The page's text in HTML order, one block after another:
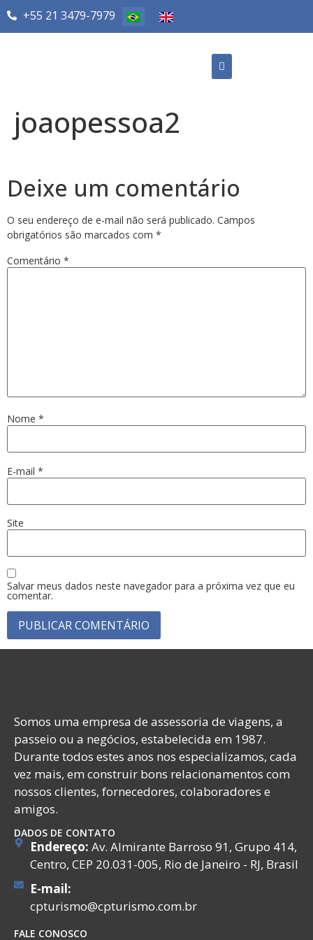
+55 21 3479-7979
joaopessoa2
Deixe um comentário
O seu endereço de e-mail não será publicado. Campos
obrigatórios são marcados com *
Comentário *
Nome *
E-mail *
Site
Salvar meus dados neste navegador para a próxima vez que eu
comentar.
Somos uma empresa de assessoria de viagens, a
passeio ou a negócios, estabelecida em 1987.
Durante todos estes anos nos especializamos, cada
vez mais, em construir bons relacionamentos com
nossos clientes, fornecedores, colaboradores e
amigos.
DADOS DE CONTATO
Endereço: Av. Almirante Barroso 91, Grupo 414,
Centro, CEP 20.031-005, Rio de Janeiro - RJ, Brasil
E-mail:
cpturismo@cpturismo.com.br
FALE CONOSCO